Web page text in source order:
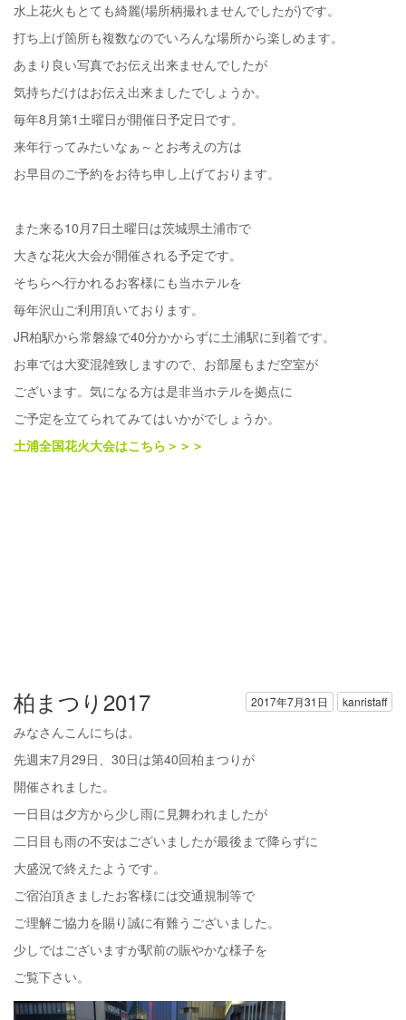
水上花火もとても綺麗(場所柄撮れませんでしたが)です。
打ち上げ箇所も複数なのでいろんな場所から楽しめます。
あまり良い写真でお伝え出来ませんでしたが
気持ちだけはお伝え出来ましたでしょうか。
毎年8月第1土曜日が開催日予定日です。
来年行ってみたいなぁ～とお考えの方は
お早目のご予約をお待ち申し上げております。
また来る10月7日土曜日は茨城県土浦市で
大きな花火大会が開催される予定です。
そちらへ行かれるお客様にも当ホテルを
毎年沢山ご利用頂いております。
JR柏駅から常磐線で40分かからずに土浦駅に到着です。
お車では大変混雑致しますので、お部屋もまだ空室が
ございます。気になる方は是非当ホテルを拠点に
ご予定を立てられてみてはいかがでしょうか。
土浦全国花火大会はこちら＞＞＞
2017年7月31日 kanristaff
柏まつり2017
みなさんこんにちは。
先週末7月29日、30日は第40回柏まつりが
開催されました。
一日目は夕方から少し雨に見舞われましたが
二日目も雨の不安はございましたが最後まで降らずに
大盛況で終えたようです。
ご宿泊頂きましたお客様には交通規制等で
ご理解ご協力を賜り誠に有難うございました。
少しではございますが駅前の賑やかな様子を
ご覧下さい。